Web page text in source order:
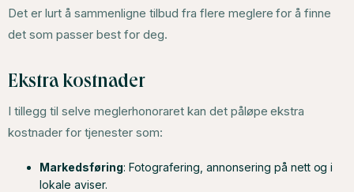
Det er lurt å sammenligne tilbud fra flere meglere for å finne
det som passer best for deg.
Ekstra kostnader
I tillegg til selve meglerhonoraret kan det påløpe ekstra
kostnader for tjenester som:
Markedsføring: Fotografering, annonsering på nett og i
lokale aviser.